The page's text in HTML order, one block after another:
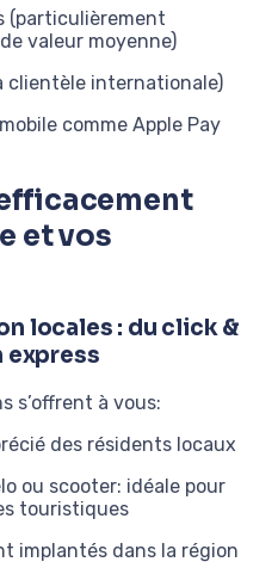
(particulièrement
valeur moyenne)
clientèle internationale)
comme Apple Pay
et vos
locales : du click &
express
s’offrent à vous:
des résidents locaux
ou scooter: idéale pour
touristiques
implantés dans la région